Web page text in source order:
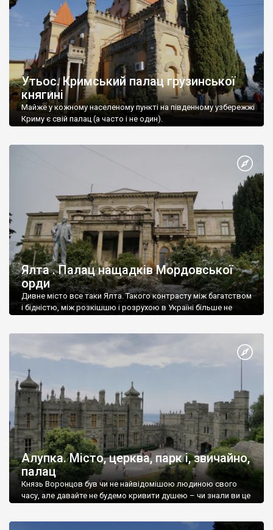
Утьос. Кримський палац грузинської
княгині
Майже у кожному населеному пункті на південному узбережжі
Криму є свій палац (а часто і не один).
Ялта . Палац нащадків Мордовської
орди
Дивне місто все таки Ялта. Такого контрасту між багатством
і бідністю, між розкішшю і розрухою в Україні більше не
Алупка. Місто, церква, парк і, звичайно,
палац
Князь Воронцов був чи не найвідомішою людиною свого
часу, але давайте не будемо кривити душею – чи знали ви це